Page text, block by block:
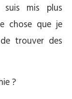
mis plus
chose que je
trouver des
?